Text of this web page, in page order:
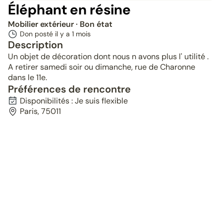
Éléphant en résine
Mobilier extérieur· Bon état
Don posté il y a 1 mois
Description
Un objet de décoration dont nous n avons plus l' utilité .
A retirer samedi soir ou dimanche, rue de Charonne
dans le 11e.
Préférences de rencontre
Disponibilités : Je suis flexible
Paris, 75011